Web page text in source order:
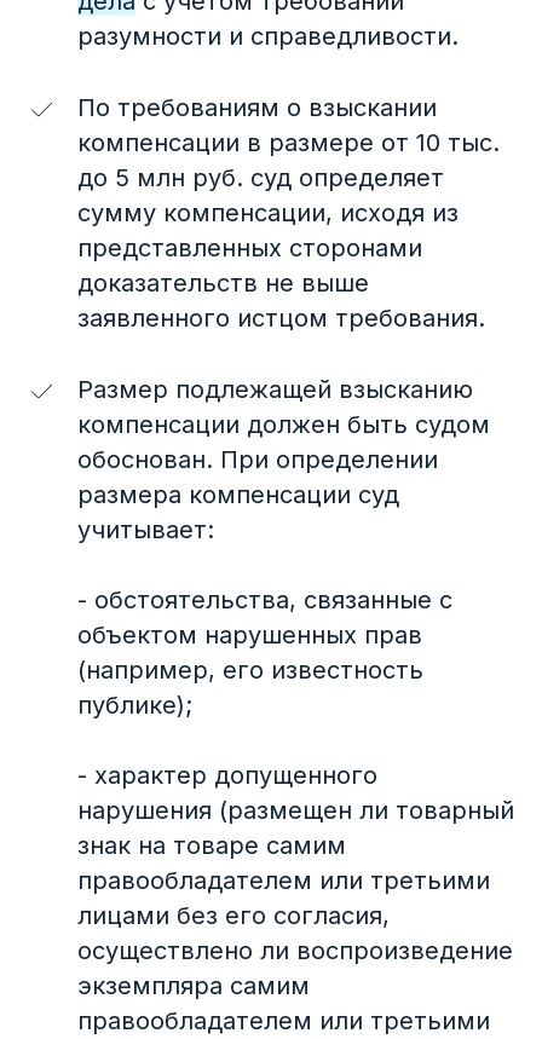
разумности и справедливости.
По требованиям о взыскании
компенсации в размере от 10 тыс.
до 5 млн руб. суд определяет
сумму компенсации, исходя из
представленных сторонами
доказательств не выше
заявленного истцом требования.
Размер подлежащей взысканию
компенсации должен быть судом
обоснован. При определении
размера компенсации суд
учитывает:
- обстоятельства, связанные с
объектом нарушенных прав
(например, его известность
публике);
- характер допущенного
нарушения (размещен ли товарный
знак на товаре самим
правообладателем или третьими
лицами без его согласия,
осуществлено ли воспроизведение
экземпляра самим
правообладателем или третьими